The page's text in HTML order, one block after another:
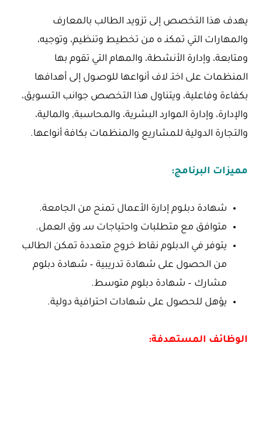
يهدف هذا التخصص إلى تزويد الطالب بالمعارف
والمهارات التي تمكنـ ه من تخطيط وتنظيم، وتوجيه،
ومتابعة، وإدارة الأنشطة، والمهام التي تقوم بها
المنظمات على اختـ لاف أنواعها للوصـول إلى أهدافها
بكفاءة وفاعلية، ويتناول هذا التخصص جوانب التسويق،
والإدارة، وإدارة الموارد البشرية، والمحاسبة, والمالية،
والتجارة الدولية للمشاريع والمنظمات بكافة أنواعها.
مميزات البرنامج:
شهادة دبلـوم إدارة الأعمال تمنح من الجامعة.
متوافق مع متطلبات واحتياجات سـ وق العمل.
يتوفر في الدبلوم نقاط خروج متعددة تمكن الطالب
من الحصول على شهادة تدريبية – شهادة دبلوم
مشارك – شهادة دبلوم متوسط.
يؤهل للحصول على شهادات احترافية دولية.
الوظائف المستهدفة: